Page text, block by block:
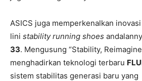
ASICS juga memperkenalkan
lini stability running shoes
33. Mengusung “Stability,
menghadirkan teknologi terbaru
sistem stabilitas generasi baru yang